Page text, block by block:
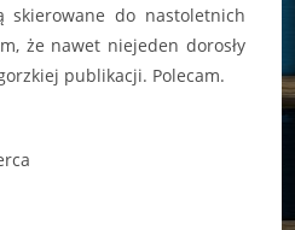
do nastoletnich
że nawet niejeden dorosły
publikacji. Polecam.